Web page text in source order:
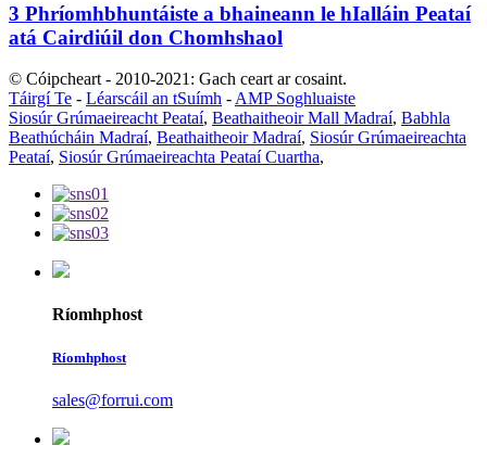
3 Phríomhbhuntáiste a bhaineann le hIalláin Peataí
atá Cairdiúil don Chomhshaol
© Cóipcheart - 2010-2021: Gach ceart ar cosaint.
Táirgí Te - Léarscáil an tSuímh - AMP Soghluaiste
Siosúr Grúmaeireacht Peataí, Beathaitheoir Mall Madraí, Babhla
Beathúcháin Madraí, Beathaitheoir Madraí, Siosúr Grúmaeireachta
Peataí, Siosúr Grúmaeireachta Peataí Cuartha,
Ríomhphost
Ríomhphost
sales@forrui.com